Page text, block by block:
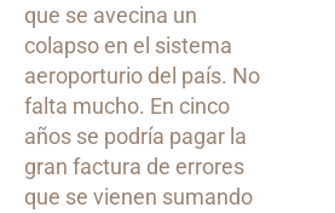
que se avecina un
colapso en el sistema
aeroporturio del país. No
falta mucho. En cinco
años se podría pagar la
gran factura de errores
que se vienen sumando